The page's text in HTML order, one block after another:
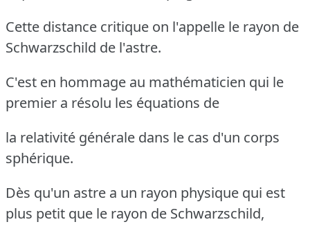
Cette distance critique on l'appelle le rayon de
Schwarzschild de l'astre.
C'est en hommage au mathématicien qui le
premier a résolu les équations de
la relativité générale dans le cas d'un corps
sphérique.
Dès qu'un astre a un rayon physique qui est
plus petit que le rayon de Schwarzschild,